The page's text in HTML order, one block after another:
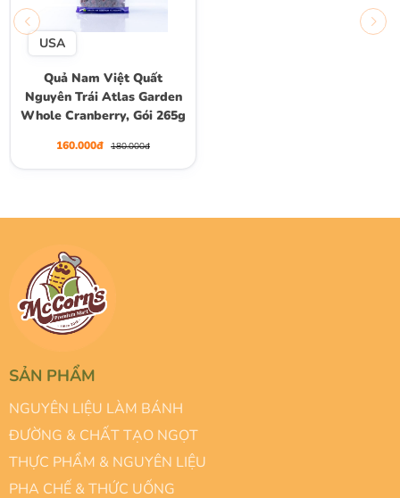
USA
Quả Nam Việt Quất
Nguyên Trái Atlas Garden
Whole Cranberry, Gói 265g
160.000đ 180.000đ
SẢN PHẨM
NGUYÊN LIỆU LÀM BÁNH
ĐƯỜNG & CHẤT TẠO NGỌT
THỰC PHẨM & NGUYÊN LIỆU
PHA CHẾ & THỨC UỐNG